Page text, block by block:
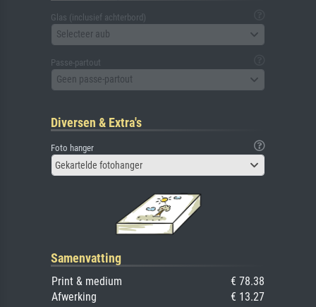
Glas (inclusief achterbord)
Selecteer aub
Passe-partout
Geen passe-partout
Diversen & Extra's
Foto hanger
Gekartelde fotohanger
Samenvatting
Print & medium
€ 78.38
Afwerking
€ 13.27